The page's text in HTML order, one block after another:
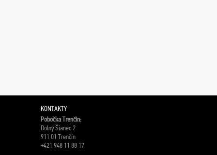
KONTAKTY
Pobočka Trenčín:
Dolný Šianec 2
911 01 Trenčín
+421 948 11 88 17